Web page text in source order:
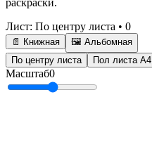
раскраски.
Лист: По центру листа • 0
📄 Книжная
🖼️ Альбомная
По центру листа
Пол листа А4
Масштаб0